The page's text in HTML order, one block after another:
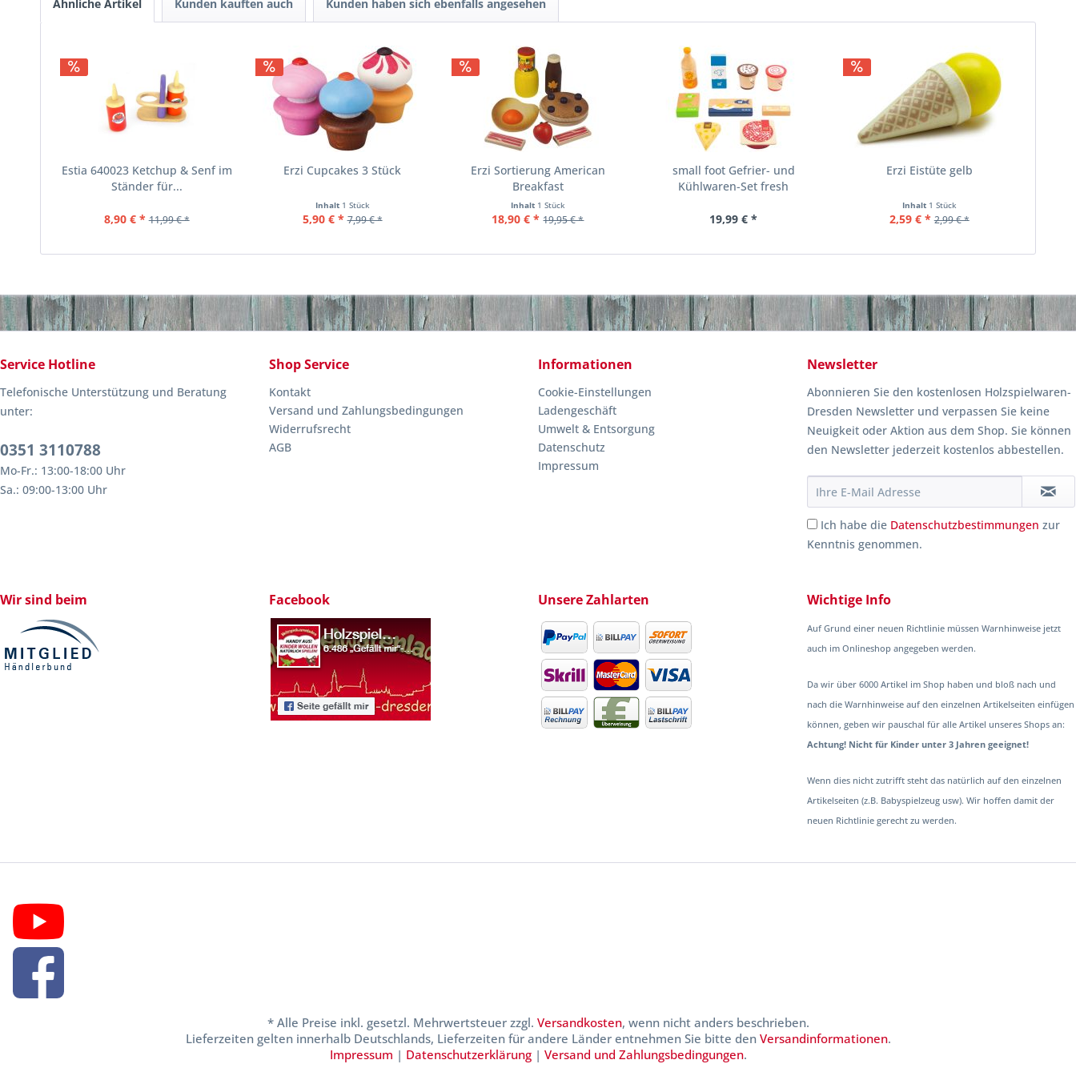
Ähnliche Artikel Kunden kauften auch Kunden haben sich ebenfalls angesehen
Estia 640023 Ketchup & Senf im
Ständer für...
8,90 € * 11,99 € *
Erzi Cupcakes 3 Stück
Inhalt 1 Stück
5,90 € * 7,99 € *
Erzi Sortierung American
Breakfast
Inhalt 1 Stück
18,90 € * 19,95 € *
small foot Gefrier- und
Kühlwaren-Set fresh
19,99 € *
Erzi Eistüte gelb
Inhalt 1 Stück
2,59 € * 2,99 € *
Service Hotline
Telefonische Unterstützung und Beratung
unter:
0351 3110788
Mo-Fr.: 13:00-18:00 Uhr
Sa.: 09:00-13:00 Uhr
Shop Service
Kontakt
Versand und Zahlungsbedingungen
Widerrufsrecht
AGB
Informationen
Cookie-Einstellungen
Ladengeschäft
Umwelt & Entsorgung
Datenschutz
Impressum
Newsletter
Abonnieren Sie den kostenlosen Holzspielwaren-
Dresden Newsletter und verpassen Sie keine
Neuigkeit oder Aktion aus dem Shop. Sie können
den Newsletter jederzeit kostenlos abbestellen.
Ich habe die Datenschutzbestimmungen zur
Kenntnis genommen.
Wir sind beim Facebook Unsere Zahlarten Wichtige Info
Auf Grund einer neuen Richtlinie müssen Warnhinweise jetzt
auch im Onlineshop angegeben werden.
Da wir über 6000 Artikel im Shop haben und bloß nach und
nach die Warnhinweise auf den einzelnen Artikelseiten einfügen
können, geben wir pauschal für alle Artikel unseres Shops an:
Achtung! Nicht für Kinder unter 3 Jahren geeignet!
Wenn dies nicht zutrifft steht das natürlich auf den einzelnen
Artikelseiten (z.B. Babyspielzeug usw). Wir hoffen damit der
neuen Richtlinie gerecht zu werden.
* Alle Preise inkl. gesetzl. Mehrwertsteuer zzgl. Versandkosten, wenn nicht anders beschrieben.
Lieferzeiten gelten innerhalb Deutschlands, Lieferzeiten für andere Länder entnehmen Sie bitte den Versandinformationen.
Impressum | Datenschutzerklärung| Versand und Zahlungsbedingungen.